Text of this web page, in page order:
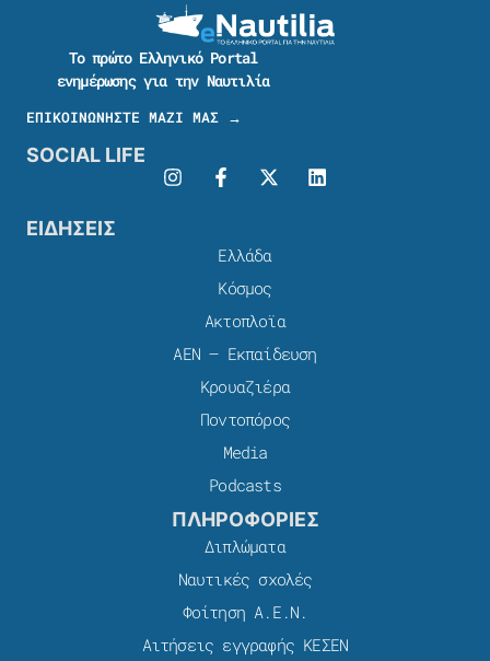
Το πρώτο Ελληνικό Portal
ενημέρωσης για την Ναυτιλία
ΕΠΙΚΟΙΝΩΝΗΣΤΕ ΜΑΖΙ ΜΑΣ →
SOCIAL LIFE
ΕΙΔΗΣΕΙΣ
Ελλάδα
Κόσμος
Ακτοπλοϊα
ΑΕΝ – Εκπαίδευση
Κρουαζιέρα
Ποντοπόρος
Media
Podcasts
ΠΛΗΡΟΦΟΡΙΕΣ
Διπλώματα
Ναυτικές σχολές
Φοίτηση Α.Ε.Ν.
Αιτήσεις εγγραφής ΚΕΣΕΝ